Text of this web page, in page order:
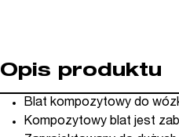
Opis produktu
Blat kompozytowy do
Kompozytowy blat jest